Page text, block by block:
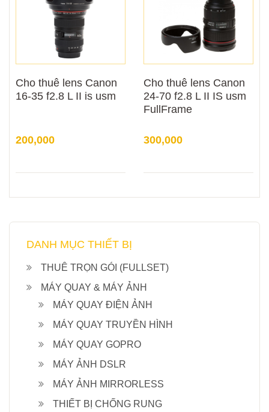
Cho thuê lens Canon
16-35 f2.8 L II is usm
200,000
Cho thuê lens Canon
24-70 f2.8 L II IS usm
FullFrame
300,000
DANH MỤC THIẾT BỊ
THUÊ TRỌN GÓI (FULLSET)
MÁY QUAY & MÁY ẢNH
MÁY QUAY ĐIỆN ẢNH
MÁY QUAY TRUYỀN HÌNH
MÁY QUAY GOPRO
MÁY ẢNH DSLR
MÁY ẢNH MIRRORLESS
THIẾT BỊ CHỐNG RUNG